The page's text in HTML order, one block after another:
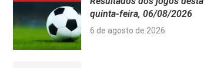
quinta-feira, 06/08/2026
6 de agosto de 2026